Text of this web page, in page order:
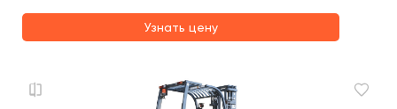
Узнать цену